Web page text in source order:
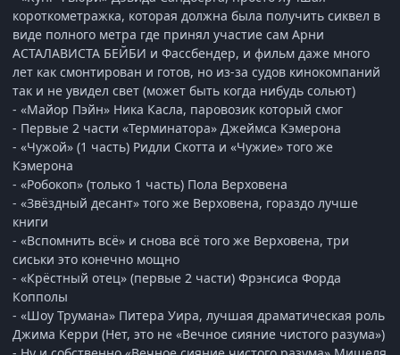
короткометражка, которая должна была получить сиквел в
виде полного метра где принял участие сам Арни
АСТАЛАВИСТА БЕЙБИ и Фассбендер, и фильм даже много
лет как смонтирован и готов, но из-за судов кинокомпаний
так и не увидел свет (может быть когда нибудь сольют)
- «Майор Пэйн» Ника Касла, паровозик который смог
- Первые 2 части «Терминатора» Джеймса Кэмерона
- «Чужой» (1 часть) Ридли Скотта и «Чужие» того же
Кэмерона
- «Робокоп» (только 1 часть) Пола Верховена
- «Звёздный десант» того же Верховена, гораздо лучше
книги
- «Вспомнить всё» и снова всё того же Верховена, три
сиськи это конечно мощно
- «Крёстный отец» (первые 2 части) Фрэнсиса Форда
Копполы
- «Шоу Трумана» Питера Уира, лучшая драматическая роль
Джима Керри (Нет, это не «Вечное сияние чистого разума»)